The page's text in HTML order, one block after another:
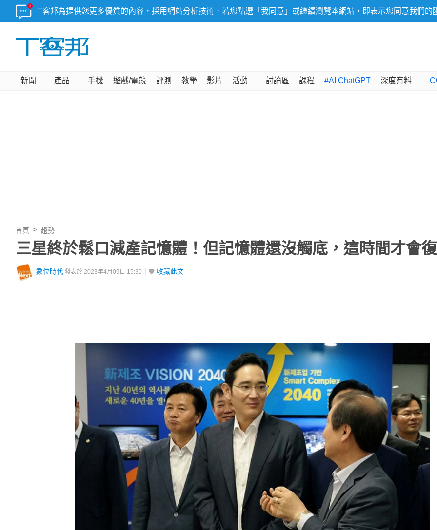
T客邦為提供您更多優質的內容，採用網站分析技術，若您點選「我同意」或繼續瀏覽本網站，即表示您同意我們的
新聞 產品 手機 遊戲/電競 評測 教學 影片 活動 討論區 課程 #AI ChatGPT 深度有料
首頁 趨勢
三星終於鬆口減產記憶體！但記憶體還沒觸底，這時間才會
數位時代 發表於 2023年4月09日 15:30 收藏此文